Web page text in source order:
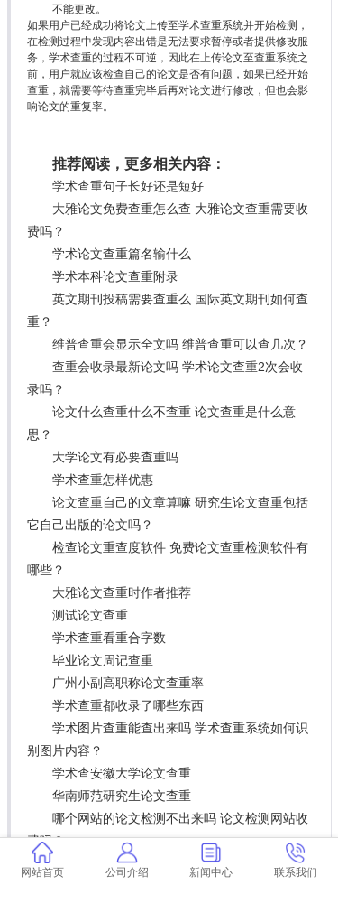
不能更改。
如果用户已经成功将论文上传至学术查重系统并开始检测，
在检测过程中发现内容出错是无法要求暂停或者提供修改服
务，学术查重的过程不可逆，因此在上传论文至查重系统之
前，用户就应该检查自己的论文是否有问题，如果已经开始
查重，就需要等待查重完毕后再对论文进行修改，但也会影
响论文的重复率。
推荐阅读，更多相关内容：
学术查重句子长好还是短好
大雅论文免费查重怎么查 大雅论文查重需要收
费吗？
学术论文查重篇名输什么
学术本科论文查重附录
英文期刊投稿需要查重么 国际英文期刊如何查
重？
维普查重会显示全文吗 维普查重可以查几次？
查重会收录最新论文吗 学术论文查重2次会收
录吗？
论文什么查重什么不查重 论文查重是什么意
思？
大学论文有必要查重吗
学术查重怎样优惠
论文查重自己的文章算嘛 研究生论文查重包括
它自己出版的论文吗？
检查论文重查度软件 免费论文查重检测软件有
哪些？
大雅论文查重时作者推荐
测试论文查重
学术查重看重合字数
毕业论文周记查重
广州小副高职称论文查重率
学术查重都收录了哪些东西
学术图片查重能查出来吗 学术查重系统如何识
别图片内容？
学术查安徽大学论文查重
华南师范研究生论文查重
哪个网站的论文检测不出来吗 论文检测网站收
费吗？
学术正版查重一次要多少钱
网站首页 公司介绍 新闻中心 联系我们